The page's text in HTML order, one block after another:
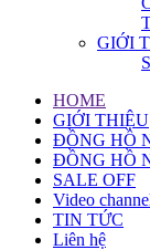
GIỚI
HOME
GIỚI THIỆU
ĐỒNG HỒ
ĐỒNG HỒ
SALE OFF
Video
TIN TỨC
Liên hệ